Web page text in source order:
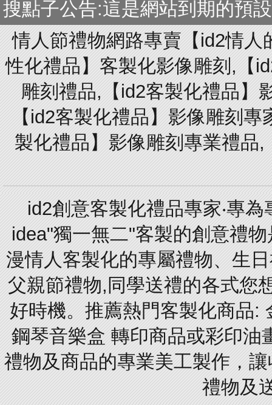
搜點子公告:這是網站到期的預
情人節禮物網路專賣【id2情
性化禮品】客製化影像雕刻,【
雕刻禮品,【id2客製化禮品】
【id2客製化禮品】影像雕刻
製化禮品】影像雕刻專業禮品
id2創意客製化禮品專家‧專
idea"獨一無二"客製的創意禮
漫情人客製化的專屬禮物、生
父親節禮物,同學送禮的各式您
好時機。推薦熱門客製化商品:
鋼琴音樂盒 轉印商品或彩印油
禮物及商品的專業美工製作，
禮物及